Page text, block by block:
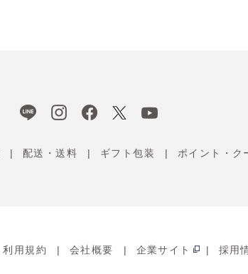
配送・送料 ギフト包装 ポイント・ク
利用規約 会社概要 企業サイト 採用